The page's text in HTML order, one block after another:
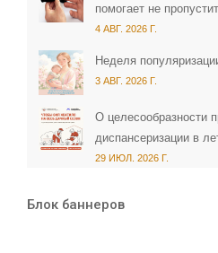
помогает не
4 АВГ. 2026 Г.
Неделя
3 АВГ. 2026 Г.
О целесообразности
диспансеризации в
29 ИЮЛ. 2026 Г.
Блок баннеров